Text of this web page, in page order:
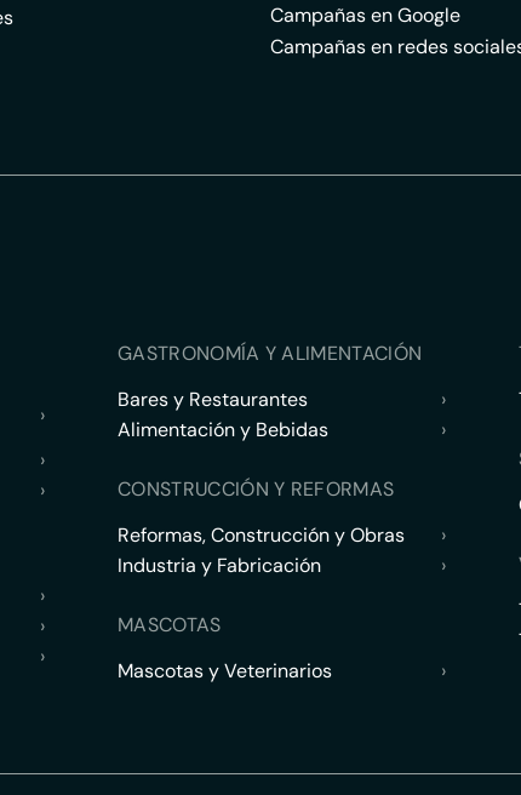
Campañas en Google
Campañas en redes
›
›
›
›
›
›
GASTRONOMÍA Y ALIMENTACIÓN
Bares y Restaurantes
›
Alimentación y Bebidas
›
CONSTRUCCIÓN Y REFORMAS
Reformas, Construcción y Obras
›
Industria y Fabricación
›
MASCOTAS
Mascotas y Veterinarios
›